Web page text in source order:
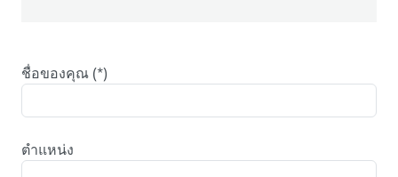
ชื่อของคุณ
ตำแหน่ง